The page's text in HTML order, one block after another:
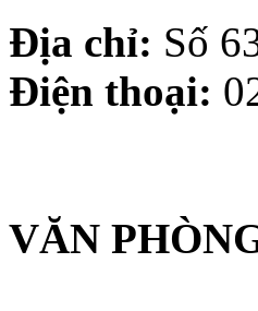
Địa chỉ: Số
Điện thoại:
VĂN